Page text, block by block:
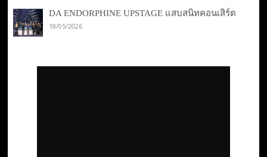
DA ENDORPHINE UPSTAGE แสบสนิทคอนเสิร์ต
18/05/2026